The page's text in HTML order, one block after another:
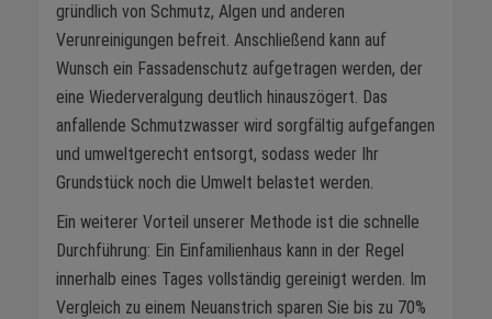
gründlich von Schmutz, Algen und anderen
Verunreinigungen befreit. Anschließend kann auf
Wunsch ein Fassadenschutz aufgetragen werden, der
eine Wiederveralgung deutlich hinauszögert. Das
anfallende Schmutzwasser wird sorgfältig aufgefangen
und umweltgerecht entsorgt, sodass weder Ihr
Grundstück noch die Umwelt belastet werden.
Ein weiterer Vorteil unserer Methode ist die schnelle
Durchführung: Ein Einfamilienhaus kann in der Regel
innerhalb eines Tages vollständig gereinigt werden. Im
Vergleich zu einem Neuanstrich sparen Sie bis zu 70%